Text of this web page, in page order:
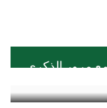
مع مرور الذكري...